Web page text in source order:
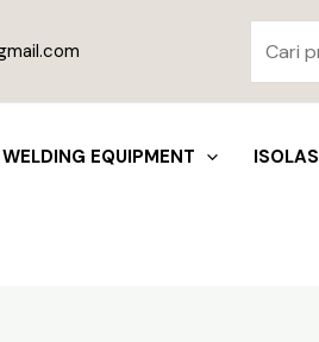
untuk:
WELDING EQUIPMENT